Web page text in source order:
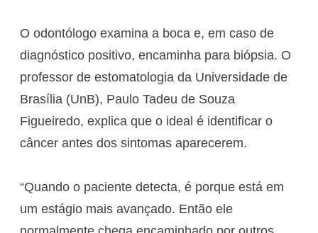
O odontólogo examina a boca e, em caso de
diagnóstico positivo, encaminha para biópsia. O
professor de estomatologia da Universidade de
Brasília (UnB), Paulo Tadeu de Souza
Figueiredo, explica que o ideal é identificar o
câncer antes dos sintomas aparecerem.
“Quando o paciente detecta, é porque está em
um estágio mais avançado. Então ele